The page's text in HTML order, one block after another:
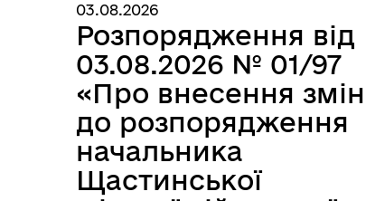
03.08.2026
Розпорядження від
03.08.2026 № 01/97
«Про внесення змін
до розпорядження
начальника
Щастинської